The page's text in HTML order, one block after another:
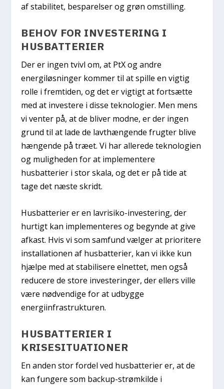
af stabilitet, besparelser og grøn omstilling.
BEHOV FOR INVESTERING I
HUSBATTERIER
Der er ingen tvivl om, at PtX og andre
energiløsninger kommer til at spille en vigtig
rolle i fremtiden, og det er vigtigt at fortsætte
med at investere i disse teknologier. Men mens
vi venter på, at de bliver modne, er der ingen
grund til at lade de lavthængende frugter blive
hængende på træet. Vi har allerede teknologien
og muligheden for at implementere
husbatterier i stor skala, og det er på tide at
tage det næste skridt.
Husbatterier er en lavrisiko-investering, der
hurtigt kan implementeres og begynde at give
afkast. Hvis vi som samfund vælger at prioritere
installationen af husbatterier, kan vi ikke kun
hjælpe med at stabilisere elnettet, men også
reducere de store investeringer, der ellers ville
være nødvendige for at udbygge
energiinfrastrukturen.
HUSBATTERIER I
KRISESITUATIONER
En anden stor fordel ved husbatterier er, at de
kan fungere som backup-strømkilde i